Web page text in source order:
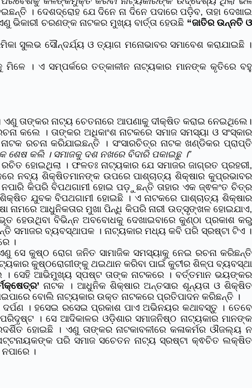
। ଦେଶଦ୍ରୋହ ଯେ ଦିନେ ନା ଦିନେ ପଦାରେ ପଡ଼ିବ, ତାହା ଦେଖାଇ
ଚରଣଙ୍କ ନାଟକର ମୁଖ୍ୟ ବାର୍ତ୍ତା ହେଉଛି “ଜାତିର ଉନ୍ନତି ଓ
ସୁଲଭ ସୌନ୍ଦର୍ଯ୍ୟ ଓ ତ୍ୟାଗ ମନୋଭାବର ସମାବେଶ କରାଯାଇଛି ।
। ଏ ସମ୍ପର୍କରେ ତତ୍କାଳୀନ ନାଟ୍ୟକାର ମାନଙ୍କ କୃତିରେ ବହୁ
ତାଙ୍କର ନାଟ୍ୟ ଚେତନାରେ ଆପଣାକୁ ଦୀକ୍ଷିତ କରାଇ ନେଇଥିଲେ।
କଲେ । ତାଙ୍କର ଅଧିକାଂଶ ନାଟକରେ ସମାଜ ସମସ୍ୟା ଓ ସଂସ୍କାର
ରଚନା କରିଯାଇଛନ୍ତି । ସଂସାରଚିତ୍ର ନାଟକ ଖଣ୍ଡିକର ପ୍ରାପ୍ତି
ଶେଷ କଲି । ସମାଜକୁ ଦଶ ନଖରେ ବିଦାରି ପକାଇଛୁ ।”
ହୋଇଥିଲା । ଫଳତଃ ନାଟ୍ୟକାର ଯେ ସମାଜର ଜାଗ୍ରତ ପ୍ରହରୀ,
ନବ୍ୟ ଶିକ୍ଷିତମାନଙ୍କ ଉପରେ ପାଶ୍ଚାତ୍ୟ ଶିକ୍ଷାର କୁପ୍ରଭାବର
କିପରି ବିପଥଗାମୀ ହୋଇ ପଡ଼ୁଛନ୍ତି ତାହାର ଏକ ଜ୍ଵଳଂତ ଚିତ୍ର
ଯୁବକ ବିପଥଗାମୀ ହୋଇଛି । ଏ ନାଟକରେ ପାଶ୍ଚାତ୍ୟ ଶିକ୍ଷାର
ନାମରେ ଆଧୁନିକତାର ମୁଖା ପିନ୍ଧି କିପରି ନାରୀ ଉତ୍ସୃଙ୍ଖଳ ହୋଇଯାଏ,
ହେଉଥିବା ବିଭିନ୍ନ ଅବବୋଧକୁ ଦେଖାଇବାରେ କୁଣ୍ଠା ପ୍ରକାଶ କରୁ
ବ୍ୟବସ୍ଥାପକ । ନାଟ୍ୟକାର ମଧ୍ୟ କବି ପରି ସ୍ରଷ୍ଟା ଟିଏ ।
।
ସେ କୁଷ୍ଠ ରୋଗ ଜନିତ ସାମାଜିକ ସମସ୍ୟାକୁ ନେଇ ରଚନା କରିଛନ୍ତି
କୁଷ୍ଠରୋଗୀଙ୍କୁ ଥଇଥାନ କରିବା ପାଇଁ କୁଟୀର ଶିଳ୍ପ ବ୍ୟବସ୍ଥା
। ସେହି ଆଭିମୁଖ୍ୟ ସ୍ପଷ୍ଟ ତାଙ୍କ ନାଟକରେ । ବର୍ତ୍ତମାନ ଭୟଙ୍କର
ନାଟକ । ଆଧୁନିକ ଶିକ୍ଷାର ଅନ୍ତସାର ଶୂନ୍ୟତା ଓ ଶିକ୍ଷିତ
ବୋଲି ନାଟ୍ୟକାର ଉକ୍ତ ନାଟକରେ ପ୍ରତିପାଦନ କରିଛନ୍ତି ।
ଦର୍ପଣ । ହସେଇ ରସେଇ ପ୍ରକାଶ ପାଏ ଅଭିନୟର କଥାବସ୍ତୁ । ତେବେ
। ସେ ଆଦିକାଳର ଓଡ଼ିଶାର ସମାଜନିଷ୍ଠ ନାଟ୍ୟକାର ମାନଙ୍କ
ହୋଇଛି । ଏଣୁ ତାଙ୍କର ନାଟକାବଳୀରେ କଳାକର୍ମର ଔଜଲ୍ୟ ନ
ପରି ସମାଜ ସଚେତନ ନାଟ୍ୟ ସ୍ରଷ୍ଟା କ୍ଵଚିତ ଲକ୍ଷିତ
।